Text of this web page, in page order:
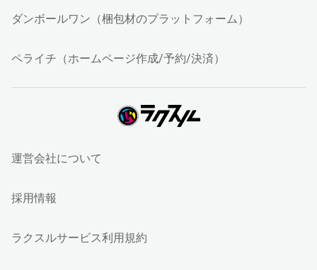
ダンボールワン（梱包材のプラットフォーム）
ペライチ（ホームページ作成/予約/決済）
運営会社について
採用情報
ラクスルサービス利用規約